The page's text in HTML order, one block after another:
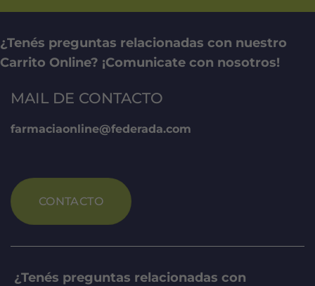
¿Tenés preguntas relacionadas con nuestro
Carrito Online? ¡Comunicate con nosotros!
MAIL DE CONTACTO
farmaciaonline@federada.com
CONTACTO
¿Tenés preguntas relacionadas con